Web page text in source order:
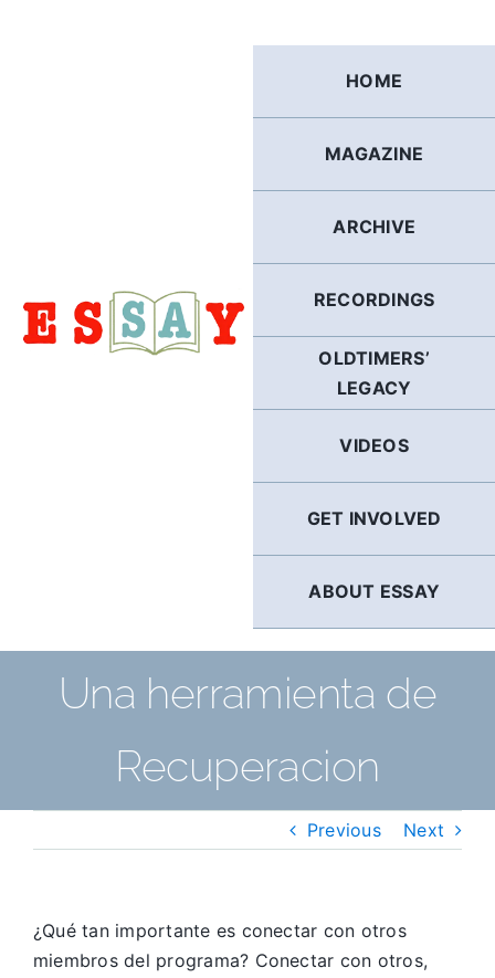
HOME
MAGAZINE
ARCHIVE
RECORDINGS
OLDTIMERS’
LEGACY
VIDEOS
GET INVOLVED
ABOUT ESSAY
Una herramienta de
Recuperacion
Previous Next
¿Qué tan importante es conectar con otros
miembros del programa? Conectar con otros,